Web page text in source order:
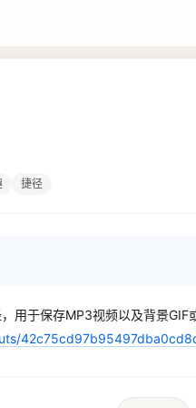
捷径
用于保存MP3视频以及背景GIF